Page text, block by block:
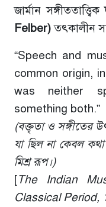
জার্মান সঙ্গীততাত্ত্বিক
Felber)তৎকালীন
“Speech and
common origin,
was neither
something both.”
(বক্তৃতা ও সঙ্গীতের
যা ছিল না কেবল কথা
মিশ্র রূপ।)
[The Indian
Classical Period,